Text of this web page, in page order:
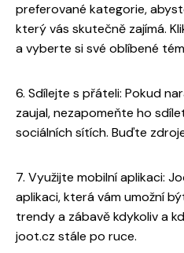
preferované kategorie,
který vás skutečně zajímá.
a vyberte si své oblíbené
6. Sdílejte s přáteli: Pokud
zaujal, nezapomeňte ho
sociálních sítích. Buďte
7. Využijte mobilní aplikaci:
aplikaci, která vám umožní
trendy a zábavě kdykoliv a
joot.cz stále po ruce.